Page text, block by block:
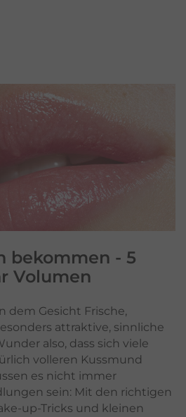
bekommen - 5
Volumen
dem Gesicht Frische,
attraktive, sinnliche
also, dass sich viele
volleren Kussmund
es nicht immer
sein: Mit den richtigen
up-Tricks und kleinen